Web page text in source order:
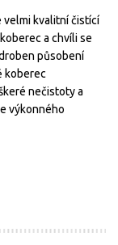
velmi kvalitní čistící
a chvíli se
působení
koberec
nečistoty a
výkonného